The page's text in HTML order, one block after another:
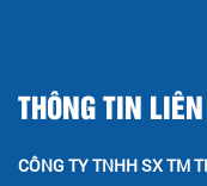
THÔNG TIN
CÔNG TY TNHH SX TM